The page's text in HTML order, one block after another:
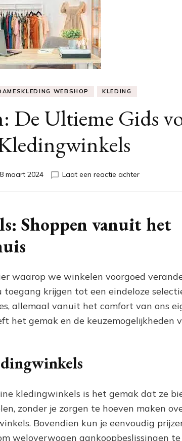
WEBSHOP KLEDING
De Ultieme Gids
maart 2024 Laat een reactie achterop
Ultieme
Gids
Shoppen vanuit het
waarop we winkelen voorgoed
krijgen tot een eindeloze
allemaal vanuit het comfort van ons
het gemak en de keuzemogelijkheden
kledingwinkels is het gemak dat ze
zonder je zorgen te hoeven maken
Bovendien kun je eenvoudig
weloverwogen aankoopbeslissingen te